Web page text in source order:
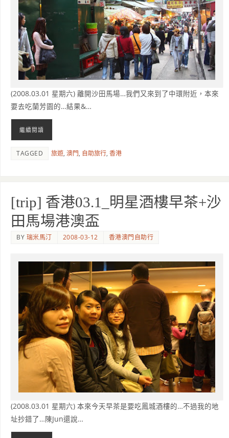
(2008.03.01 星期六) 離開沙田馬場…我們又來到了中環附近，本來
要去吃蘭芳園的…結果&…
繼續閱讀
TAGGED 旅遊,澳門, 自助旅行,香港
[trip] 香港03.1_明星酒樓早茶+沙
田馬場港澳盃
BY 瑞米馬汀 2008-03-12 香港澳門自助行
(2008.03.01 星期六) 本來今天早茶是要吃鳳城酒樓的…不過我的地
址抄錯了…陳Jun還說…